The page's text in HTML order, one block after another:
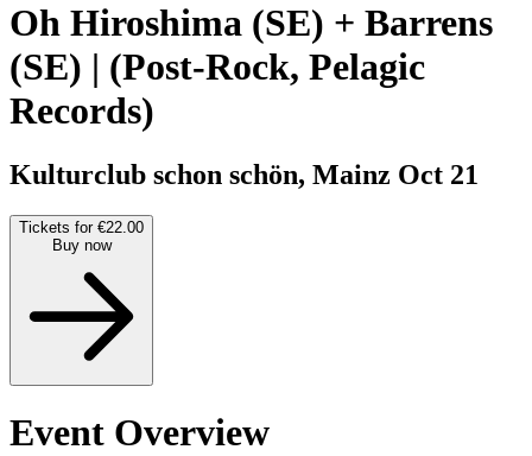
Oh Hiroshima (SE) + Barrens
(SE) | (Post-Rock, Pelagic
Records)
Kulturclub schon schön, Mainz Oct 21
Tickets for €22.00
Buy now
Event Overview